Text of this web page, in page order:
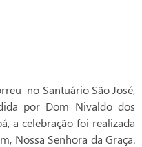
no Santuário São José,
por Dom Nivaldo dos
a celebração foi realizada
Nossa Senhora da Graça.